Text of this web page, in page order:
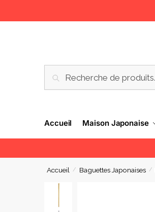
RECHERCHE
Accueil Maison Japonaise
Accueil / Baguettes Japonaises /